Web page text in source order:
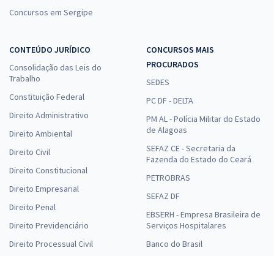
Concursos em Sergipe
CONTEÚDO JURÍDICO
Consolidação das Leis do
Trabalho
Constituição Federal
Direito Administrativo
Direito Ambiental
Direito Civil
Direito Constitucional
Direito Empresarial
Direito Penal
Direito Previdenciário
Direito Processual Civil
CONCURSOS MAIS
PROCURADOS
SEDES
PC DF - DELTA
PM AL - Polícia Militar do Estado
de Alagoas
SEFAZ CE - Secretaria da
Fazenda do Estado do Ceará
PETROBRAS
SEFAZ DF
EBSERH - Empresa Brasileira de
Serviços Hospitalares
Banco do Brasil